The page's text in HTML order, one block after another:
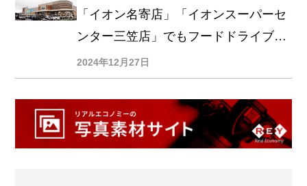
「イオン名寄店」「イオンスーパーセ
ンター三笠店」でもフードドライブ実
施
2024年12月27日